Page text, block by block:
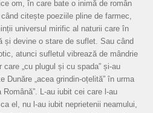
om, în care bate o inimă de român
citește poeziile pline de farmec,
universul mirific al naturii care în
și devine o stare de suflet. Sau când
atunci sufletul vibrează de mândrie
„cu plugul și cu spada” și-au
Dunăre „acea grindin-oțelită” în urma
L-au iubit cei care l-au
el, nu l-au iubit neprietenii neamului,